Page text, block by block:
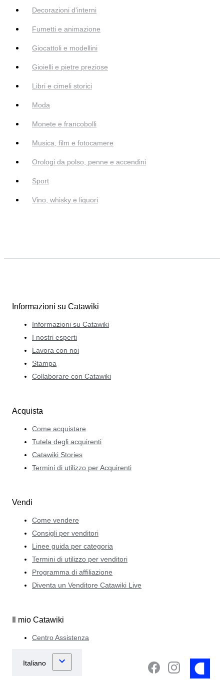
Decorazioni d'interni
Fumetti e animazione
Giocattoli e modellini
Gioielli e pietre preziose
Libri e cimeli storici
Moda
Monete e francobolli
Musica, film e fotocamere
Orologi da polso, penne e accendini
Sport
Vino, whisky e liquori
Informazioni su Catawiki
Informazioni su Catawiki
I nostri esperti
Lavora con noi
Stampa
Collaborare con Catawiki
Acquista
Come acquistare
Tutela degli acquirenti
Catawiki Stories
Termini di utilizzo per Acquirenti
Vendi
Come vendere
Consigli per venditori
Linee guida per categoria
Termini di utilizzo per venditori
Programma di affiliazione
Diventa un Venditore Catawiki Live
Il mio Catawiki
Centro Assistenza